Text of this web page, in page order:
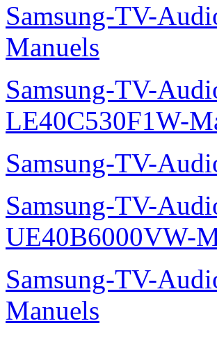
Samsung-TV-
Manuels
Samsung-TV-
LE40C530F1W-
Samsung-TV-
Samsung-TV-
UE40B6000VW-
Samsung-TV-
Manuels